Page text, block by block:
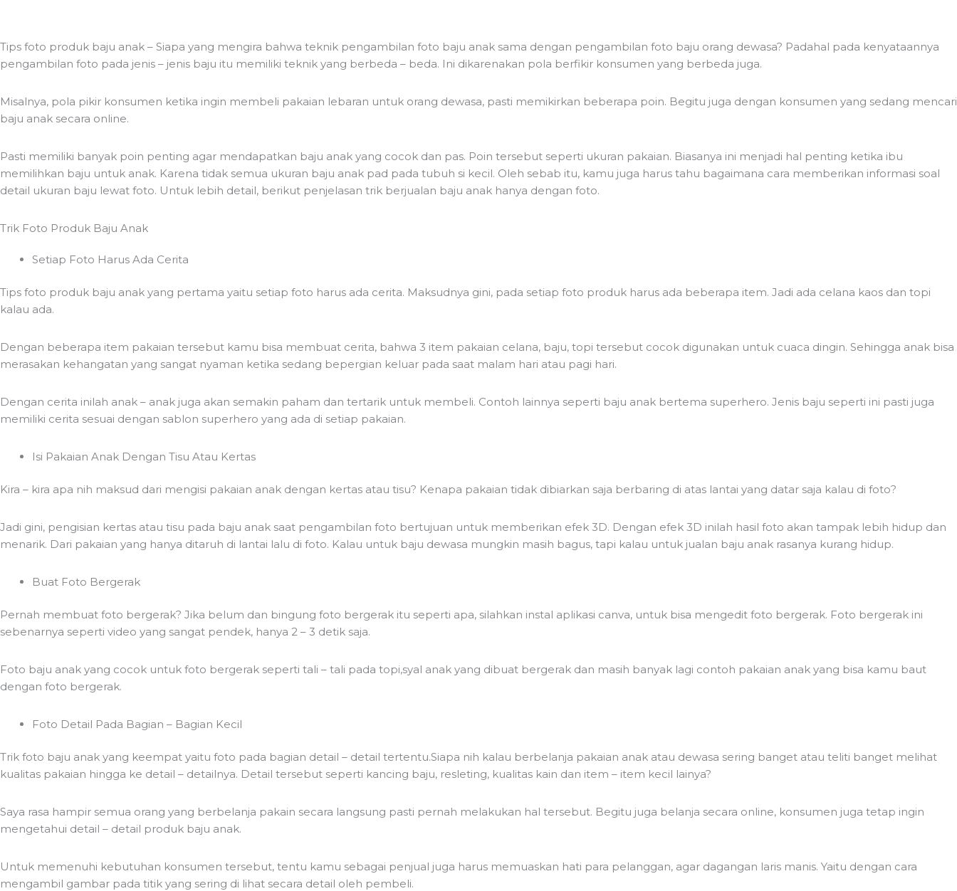
Tips foto produk baju anak – Siapa yang mengira bahwa teknik pengambilan foto baju anak sama dengan pengambilan foto baju orang dewasa? Padahal pada kenyataannya
pengambilan foto pada jenis – jenis baju itu memiliki teknik yang berbeda – beda. Ini dikarenakan pola berfikir konsumen yang berbeda juga.
Misalnya, pola pikir konsumen ketika ingin membeli pakaian lebaran untuk orang dewasa, pasti memikirkan beberapa poin. Begitu juga dengan konsumen yang sedang mencari
baju anak secara online.
Pasti memiliki banyak poin penting agar mendapatkan baju anak yang cocok dan pas. Poin tersebut seperti ukuran pakaian. Biasanya ini menjadi hal penting ketika ibu
memilihkan baju untuk anak. Karena tidak semua ukuran baju anak pad pada tubuh si kecil. Oleh sebab itu, kamu juga harus tahu bagaimana cara memberikan informasi soal
detail ukuran baju lewat foto. Untuk lebih detail, berikut penjelasan trik berjualan baju anak hanya dengan foto.
Trik Foto Produk Baju Anak
Setiap Foto Harus Ada Cerita
Tips foto produk baju anak yang pertama yaitu setiap foto harus ada cerita. Maksudnya gini, pada setiap foto produk harus ada beberapa item. Jadi ada celana kaos dan topi
kalau ada.
Dengan beberapa item pakaian tersebut kamu bisa membuat cerita, bahwa 3 item pakaian celana, baju, topi tersebut cocok digunakan untuk cuaca dingin. Sehingga anak bisa
merasakan kehangatan yang sangat nyaman ketika sedang bepergian keluar pada saat malam hari atau pagi hari.
Dengan cerita inilah anak – anak juga akan semakin paham dan tertarik untuk membeli. Contoh lainnya seperti baju anak bertema superhero. Jenis baju seperti ini pasti juga
memiliki cerita sesuai dengan sablon superhero yang ada di setiap pakaian.
Isi Pakaian Anak Dengan Tisu Atau Kertas
Kira – kira apa nih maksud dari mengisi pakaian anak dengan kertas atau tisu? Kenapa pakaian tidak dibiarkan saja berbaring di atas lantai yang datar saja kalau di foto?
Jadi gini, pengisian kertas atau tisu pada baju anak saat pengambilan foto bertujuan untuk memberikan efek 3D. Dengan efek 3D inilah hasil foto akan tampak lebih hidup dan
menarik. Dari pakaian yang hanya ditaruh di lantai lalu di foto. Kalau untuk baju dewasa mungkin masih bagus, tapi kalau untuk jualan baju anak rasanya kurang hidup.
Buat Foto Bergerak
Pernah membuat foto bergerak? Jika belum dan bingung foto bergerak itu seperti apa, silahkan instal aplikasi canva, untuk bisa mengedit foto bergerak. Foto bergerak ini
sebenarnya seperti video yang sangat pendek, hanya 2 – 3 detik saja.
Foto baju anak yang cocok untuk foto bergerak seperti tali – tali pada topi,syal anak yang dibuat bergerak dan masih banyak lagi contoh pakaian anak yang bisa kamu baut
dengan foto bergerak.
Foto Detail Pada Bagian – Bagian Kecil
Trik foto baju anak yang keempat yaitu foto pada bagian detail – detail tertentu.Siapa nih kalau berbelanja pakaian anak atau dewasa sering banget atau teliti banget melihat
kualitas pakaian hingga ke detail – detailnya. Detail tersebut seperti kancing baju, resleting, kualitas kain dan item – item kecil lainya?
Saya rasa hampir semua orang yang berbelanja pakain secara langsung pasti pernah melakukan hal tersebut. Begitu juga belanja secara online, konsumen juga tetap ingin
mengetahui detail – detail produk baju anak.
Untuk memenuhi kebutuhan konsumen tersebut, tentu kamu sebagai penjual juga harus memuaskan hati para pelanggan, agar dagangan laris manis. Yaitu dengan cara
mengambil gambar pada titik yang sering di lihat secara detail oleh pembeli.